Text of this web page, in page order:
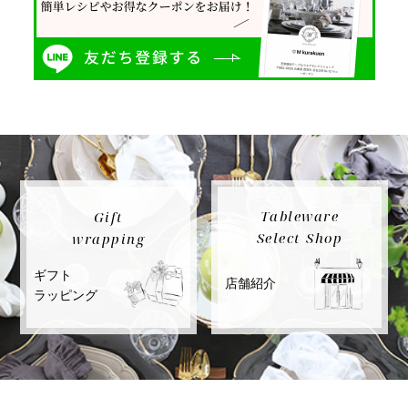
Gift
wrapping
ギフト
ラッピング
Tableware
Select Shop
店舗紹介